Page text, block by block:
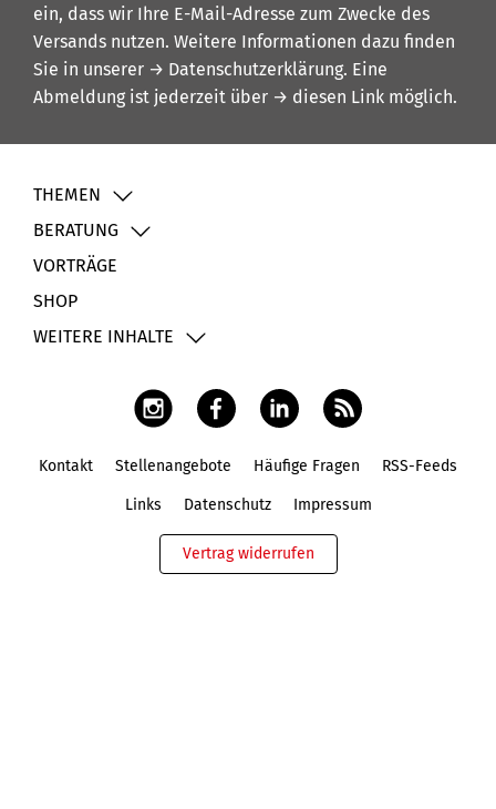
ein, dass wir Ihre E-Mail-Adresse zum Zwecke des
Versands nutzen. Weitere Informationen dazu finden
Sie in unserer → Datenschutzerklärung. Eine
Abmeldung ist jederzeit über → diesen Link möglich.
THEMEN
BERATUNG
VORTRÄGE
SHOP
WEITERE INHALTE
Kontakt Stellenangebote Häufige Fragen RSS-Feeds
Links Datenschutz Impressum
Vertrag widerrufen